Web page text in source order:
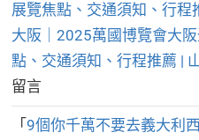
展覽焦點、交通須知、行程
大阪｜2025萬國博覽會大
點、交通須知、行程推薦 |
留言
「9個你千萬不要去義大利